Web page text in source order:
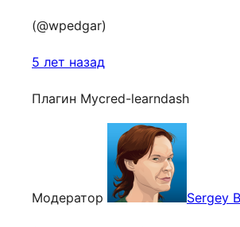
(@wpedgar)
5 лет назад
Плагин Mycred-learndash
Модератор Sergey